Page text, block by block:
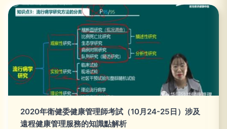
2020年衛健委健康管理師考試（10月24-25日）涉及
遠程健康管理服務的知識點解析